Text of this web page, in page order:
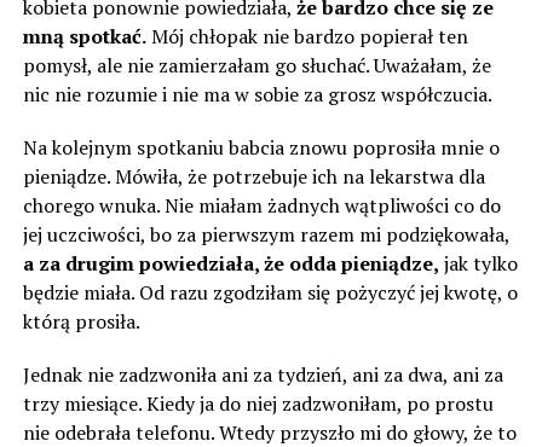
kobieta ponownie powiedziała, że ​​bardzo chce się ze
mną spotkać.Mój chłopak nie bardzo popierał ten
pomysł, ale nie zamierzałam go słuchać. Uważałam, że
nic nie rozumie i nie ma w sobie za grosz współczucia.
Na kolejnym spotkaniu babcia znowu poprosiła mnie o
pieniądze. Mówiła, że potrzebuje ich na lekarstwa dla
chorego wnuka. Nie miałam żadnych wątpliwości co do
jej uczciwości, bo za pierwszym razem mi podziękowała,
a za drugim powiedziała, że ​​odda pieniądze, jak tylko
będzie miała. Od razu zgodziłam się pożyczyć jej kwotę, o
którą prosiła.
Jednak nie zadzwoniła ani za tydzień, ani za dwa, ani za
trzy miesiące. Kiedy ja do niej zadzwoniłam, po prostu
nie odebrała telefonu. Wtedy przyszło mi do głowy, że to